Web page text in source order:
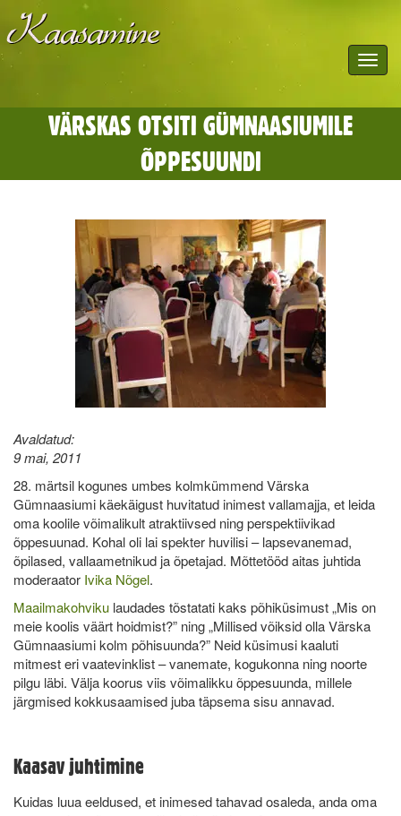
Toggle
VÄRSKAS OTSITI GÜMNAASIUMILE
ÕPPESUUNDI
Avaldatud:
9 mai, 2011
28. märtsil kogunes umbes kolmkümmend Värska
Gümnaasiumi käekäigust huvitatud inimest vallamajja, et leida
oma koolile võimalikult atraktiivsed ning perspektiivikad
õppesuunad. Kohal oli lai spekter huvilisi – lapsevanemad,
õpilased, vallaametnikud ja õpetajad. Mõttetööd aitas juhtida
moderaator Ivika Nõgel.
Maailmakohviku laudades tõstatati kaks põhiküsimust „Mis on
meie koolis väärt hoidmist?” ning „Millised võiksid olla Värska
Gümnaasiumi kolm põhisuunda?” Neid küsimusi kaaluti
mitmest eri vaatevinklist – vanemate, kogukonna ning noorte
pilgu läbi. Välja koorus viis võimalikku õppesuunda, millele
järgmised kokkusaamised juba täpsema sisu annavad.
Kaasav juhtimine
Kuidas luua eeldused, et inimesed tahavad osaleda, anda oma